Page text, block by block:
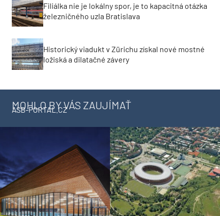
Filiálka nie je lokálny spor, je to kapacitná otázka
železničného uzla Bratislava
Historický viadukt v Zürichu získal nové mostné
ložiská a dilatačné závery
MOHLO BY VÁS ZAUJÍMAŤ
ASB-PORTAL.CZ